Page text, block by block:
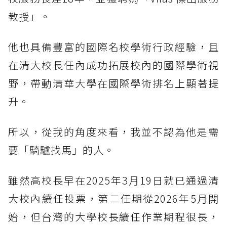
教授」。
他也具備豐富的國際名校學術行政經驗，且
在清大校長任內成功拓展校內的國際學術視
野，帶動清華大學在國際學術排名上顯著提
升。
所以，從我的角度來看，我並不認為他是需
要「騎驢找馬」的人。
雖然高校長早在2025年3月19日就已通過清
大校內續任投票，第二任期從2026年5月開
始，但台灣的大學校長續任作業期程很長，